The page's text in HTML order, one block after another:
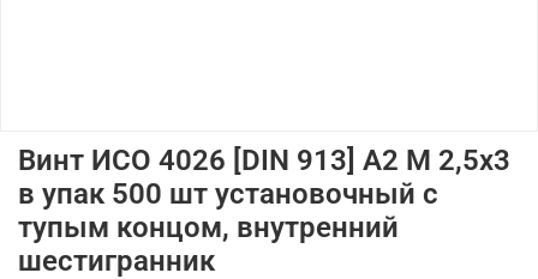
Винт ИСО 4026 [DIN 913] А2 M 2,5х3
в упак 500 шт установочный с
тупым концом, внутренний
шестигранник